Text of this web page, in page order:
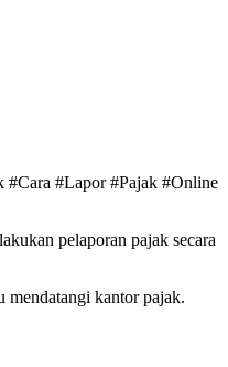
#Cara #Lapor #Pajak #Online
pelaporan pajak secara
mendatangi kantor pajak.